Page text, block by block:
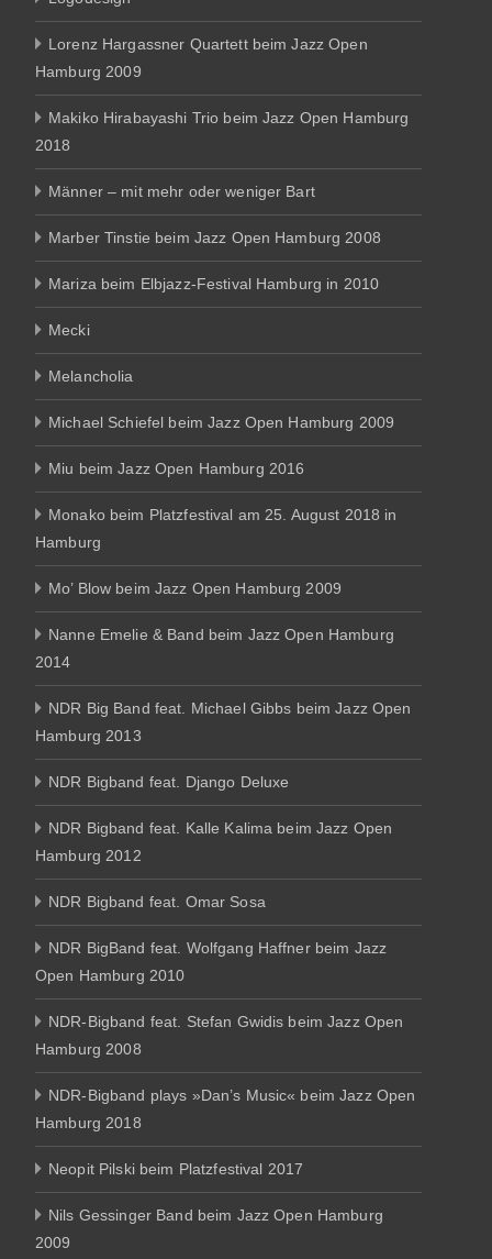
Lorenz Hargassner Quartett beim Jazz Open
Hamburg 2009
Makiko Hirabayashi Trio beim Jazz Open Hamburg
2018
Männer – mit mehr oder weniger Bart
Marber Tinstie beim Jazz Open Hamburg 2008
Mariza beim Elbjazz-Festival Hamburg in 2010
Mecki
Melancholia
Michael Schiefel beim Jazz Open Hamburg 2009
Miu beim Jazz Open Hamburg 2016
Monako beim Platzfestival am 25. August 2018 in
Hamburg
Mo’ Blow beim Jazz Open Hamburg 2009
Nanne Emelie & Band beim Jazz Open Hamburg
2014
NDR Big Band feat. Michael Gibbs beim Jazz Open
Hamburg 2013
NDR Bigband feat. Django Deluxe
NDR Bigband feat. Kalle Kalima beim Jazz Open
Hamburg 2012
NDR Bigband feat. Omar Sosa
NDR BigBand feat. Wolfgang Haffner beim Jazz
Open Hamburg 2010
NDR-Bigband feat. Stefan Gwidis beim Jazz Open
Hamburg 2008
NDR-Bigband plays »Dan’s Music« beim Jazz Open
Hamburg 2018
Neopit Pilski beim Platzfestival 2017
Nils Gessinger Band beim Jazz Open Hamburg
2009